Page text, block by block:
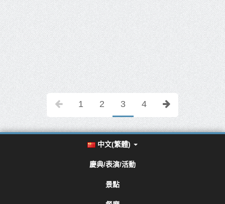
1 2 3 4
中文(繁體)
慶典/表演/活動
景點